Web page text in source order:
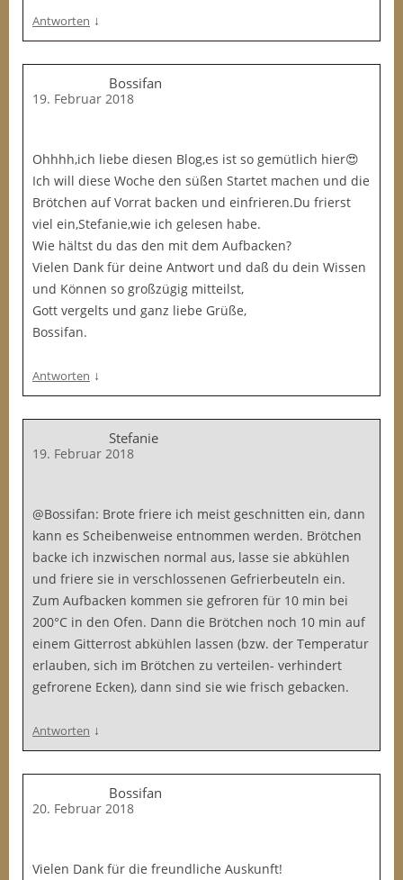
Antworten ↓
Bossifan
19. Februar 2018
Ohhhh,ich liebe diesen Blog,es ist so gemütlich hier😍
Ich will diese Woche den süßen Startet machen und die
Brötchen auf Vorrat backen und einfrieren.Du frierst
viel ein,Stefanie,wie ich gelesen habe.
Wie hältst du das den mit dem Aufbacken?
Vielen Dank für deine Antwort und daß du dein Wissen
und Können so großzügig mitteilst,
Gott vergelts und ganz liebe Grüße,
Bossifan.
Antworten ↓
Stefanie
19. Februar 2018
@Bossifan: Brote friere ich meist geschnitten ein, dann
kann es Scheibenweise entnommen werden. Brötchen
backe ich inzwischen normal aus, lasse sie abkühlen
und friere sie in verschlossenen Gefrierbeuteln ein.
Zum Aufbacken kommen sie gefroren für 10 min bei
200°C in den Ofen. Dann die Brötchen noch 10 min auf
einem Gitterrost abkühlen lassen (bzw. der Temperatur
erlauben, sich im Brötchen zu verteilen- verhindert
gefrorene Ecken), dann sind sie wie frisch gebacken.
Antworten ↓
Bossifan
20. Februar 2018
Vielen Dank für die freundliche Auskunft!